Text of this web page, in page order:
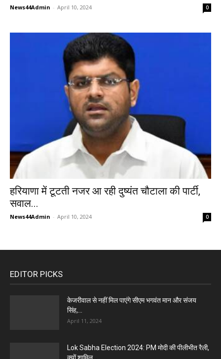
News44Admin - April 10, 2024 0
हरियाणा में टूटती नजर आ रही दुष्यंत चौटाला की पार्टी,
सवाल...
News44Admin - April 10, 2024 0
EDITOR PICKS
केजरीवाल से नहीं मिल पाएंगे सीएम भगवंत मान और संजय
सिंह,...
April 11, 2024
Lok Sabha Election 2024: PM मोदी की पीलीभीत रैली,
क्यों शामिल...